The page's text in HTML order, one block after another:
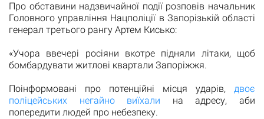
Про обставини надзвичайної події розповів начальник
Головного управління Нацполіції в Запорізькій області
генерал третього рангу Артем Кисько:
«Учора ввечері росіяни вкотре підняли літаки, щоб
бомбардувати житлові квартали Запоріжжя.
Поінформовані про потенційні місця ударів, двоє
поліцейських негайно виїхали на адресу, аби
попередити людей про небезпеку.